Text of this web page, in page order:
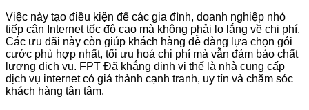
Việc này tạo điều kiện để các gia đình, doanh nghiệp nhỏ
tiếp cận Internet tốc độ cao mà không phải lo lắng về chi phí.
Các ưu đãi này còn giúp khách hàng dễ dàng lựa chọn gói
cước phù hợp nhất, tối ưu hoá chi phí mà vẫn đảm bảo chất
lượng dịch vụ. FPT Đã khẳng định vị thế là nhà cung cấp
dịch vụ internet có giá thành cạnh tranh, uy tín và chăm sóc
khách hàng tận tâm.